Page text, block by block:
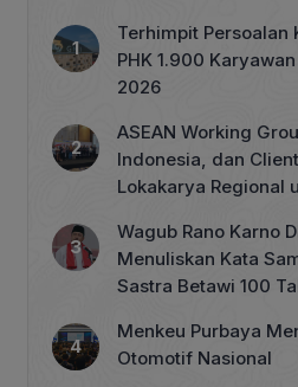
Terhimpit Persoalan
PHK 1.900
2026
ASEAN Working
Indonesia, dan
Lokakarya Regional
Wagub Rano Karno
Menuliskan Kata
Sastra Betawi 100
Menkeu Purbaya
Otomotif Nasional